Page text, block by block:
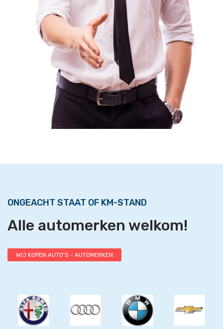
ONGEACHT STAAT OF KM-STAND
Alle automerken welkom!
WIJ KOPEN AUTO'S - AUTOMERKEN